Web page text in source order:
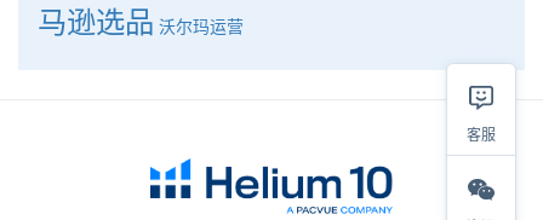
马逊选品 沃尔玛运营
客服